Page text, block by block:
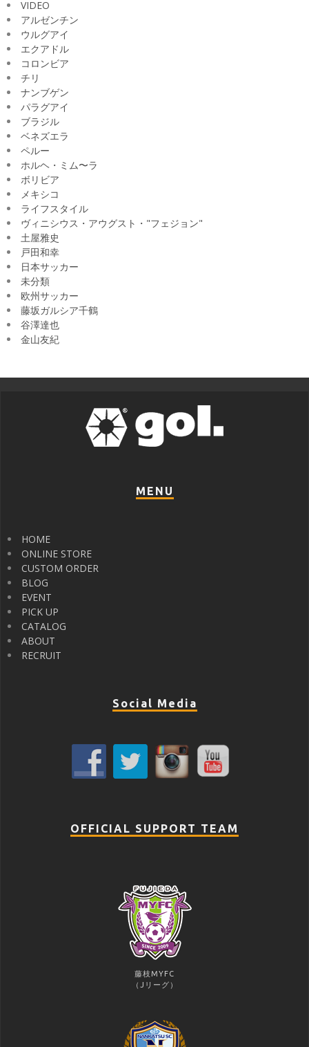
VIDEO
アルゼンチン
ウルグアイ
エクアドル
コロンビア
チリ
ナンブゲン
パラグアイ
ブラジル
ベネズエラ
ペルー
ホルヘ・ミム〜ラ
ボリビア
メキシコ
ライフスタイル
ヴィニシウス・アウグスト・"フェジョン"
土屋雅史
戸田和幸
日本サッカー
未分類
欧州サッカー
藤坂ガルシア千鶴
谷澤達也
金山友紀
MENU
HOME
ONLINE STORE
CUSTOM ORDER
BLOG
EVENT
PICK UP
CATALOG
ABOUT
RECRUIT
Social Media
OFFICIAL SUPPORT TEAM
藤枝MYFC
（Jリーグ）